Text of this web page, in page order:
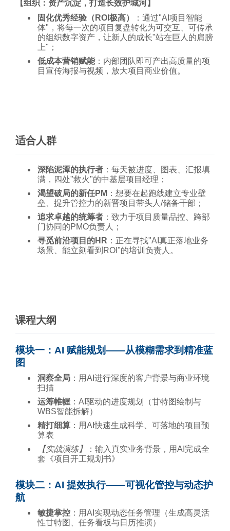
【组织：资产沉淀，打造长效护城河】
固化优秀经验（ROI极高）
：通过"AI项目智能
体"，将每一次的项目复盘转化为可交互、可传承
的组织数字资产，让新人的成长"站在巨人的肩膀
上"；
低成本营销赋能：内部团队即可产出高质量的项
目宣传海报与视频，放大项目商业价值。
适合人群
深陷泥潭的执行者 ：每天被进度、图表、汇报填
满，四处"救火"的中基层项目经理；
渴望破局的新任PM ：想要在起跑线建立专业壁
垒、提升管控力的新晋项目带头人/储备干部；
追求卓越的统筹者 ：致力于项目质量品控、跨部
门协同的PMO负责人；
寻觅前沿项目的HR ：正在寻找"AI真正落地业务
场景、能立刻看到ROI"的培训负责人。
课程大纲
模块一：AI 赋能规划——从模糊需求到精准蓝
图
洞察全局 ：用AI进行深度的客户背景与商业环境
扫描
运筹帷幄 ：AI驱动的进度规划（甘特图绘制与
WBS智能拆解）
精打细算 ：用AI快速生成科学、可落地的项目预
算表
【实战演练】
：输入真实业务背景，用AI完成全
套《项目开工规划书》
模块二：AI 提效执行——可视化管控与动态护
航
敏捷掌控 ：用AI实现动态任务管理（生成高灵活
性甘特图、任务看板与日历推演）